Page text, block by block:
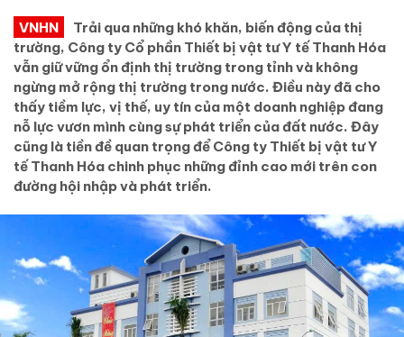
VNHN
Trải qua những khó khăn, biến động của thị
trường, Công ty Cổ phần Thiết bị vật tư Y tế Thanh Hóa
vẫn giữ vững ổn định thị trường trong tỉnh và không
ngừng mở rộng thị trường trong nước. Điều này đã cho
thấy tiềm lực, vị thế, uy tín của một doanh nghiệp đang
nỗ lực vươn mình cùng sự phát triển của đất nước. Đây
cũng là tiền đề quan trọng để Công ty Thiết bị vật tư Y
tế Thanh Hóa chinh phục những đỉnh cao mới trên con
đường hội nhập và phát triển.